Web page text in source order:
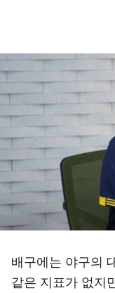
배구에는 야구의
같은 지표가 없지